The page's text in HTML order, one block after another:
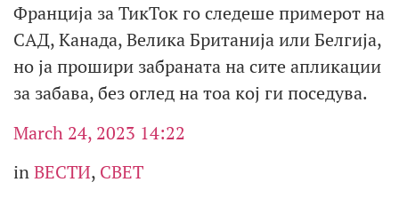
Франција за ТикТок го следеше примерот на
САД, Канада, Велика Британија или Белгија,
но ја прошири забраната на сите апликации
за забава, без оглед на тоа кој ги поседува.
March 24, 2023 14:22
inВЕСТИ, СВЕТ